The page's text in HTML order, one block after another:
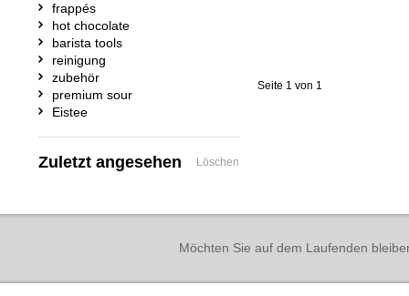
Seite 1 von 1
frappés
hot chocolate
barista tools
reinigung
zubehör
premium sour
Eistee
Zuletzt angesehen Löschen
Möchten Sie auf dem Laufenden